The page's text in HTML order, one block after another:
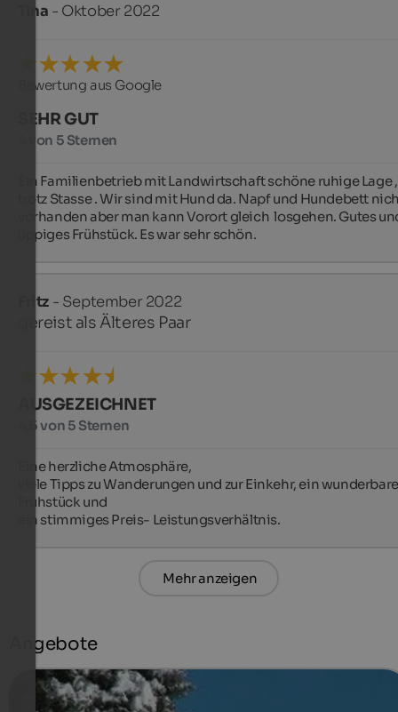
Tina - Oktober 2022
Bewertung aus Google
SEHR GUT
4 von 5 Sternen
Ein Familienbetrieb mit Landwirtschaft schöne ruhige Lage ,
trotz Stasse . Wir sind mit Hund da. Napf und Hundebett
vorhanden aber man kann Vorort gleich  losgehen. Gutes
üppiges Frühstück. Es war sehr schön.
Fritz - September 2022
gereist als Älteres Paar
AUSGEZEICHNET
4,5 von 5 Sternen
Eine herzliche Atmosphäre,
viele Tipps zu Wanderungen und zur Einkehr, ein
Frühstück und
ein stimmiges Preis- Leistungsverhältnis.
Mehr anzeigen
Angebote